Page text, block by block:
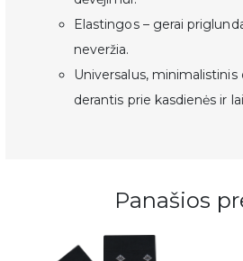
Elastingos – gerai
neveržia.
Universalus, minimalistinis
derantis prie kasdienės ir
Panašios